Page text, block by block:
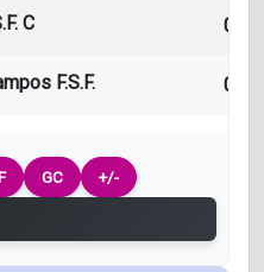
C 0
F.S.F. 0
GC +/-